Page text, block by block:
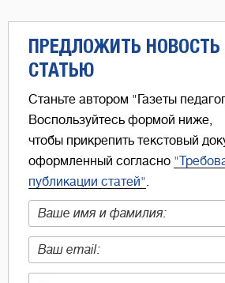
ПРЕДЛОЖИТЬ НОВОСТЬ
СТАТЬЮ
Станьте автором "Газеты
Воспользуйтесь формой ниже,
чтобы прикрепить текстовый
оформленный согласно
публикации статей".